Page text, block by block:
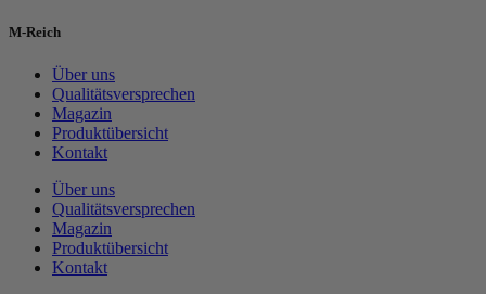
M-Reich
Über uns
Qualitätsversprechen
Magazin
Produktübersicht
Kontakt
Über uns
Qualitätsversprechen
Magazin
Produktübersicht
Kontakt